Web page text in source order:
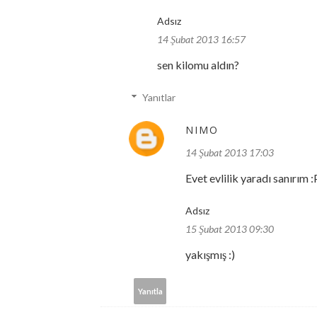
Adsız
14 Şubat 2013 16:57
sen kilomu aldın?
Yanıtlar
NIMO
14 Şubat 2013 17:03
Evet evlilik yaradı sanırım
Adsız
15 Şubat 2013 09:30
yakışmış :)
Yanıtla